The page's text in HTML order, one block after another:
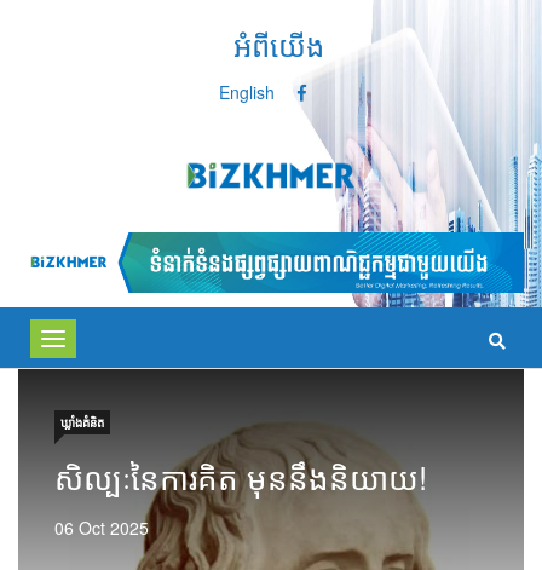
អំពីយើង
English
Toggle
navigation
ឃ្លាំង​គំនិត
សិល្បៈនៃការគិត មុននឹងនិយាយ!
06 Oct 2025